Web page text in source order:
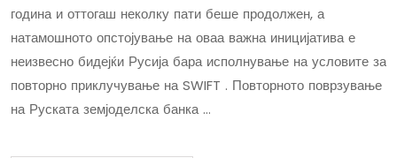
година и оттогаш неколку пати беше продолжен, а
натамошното опстојување на оваа важна иницијатива е
неизвесно бидејќи Русија бара исполнување на условите за
повторно приклучување на SWIFT . Повторното поврзување
на Руската земјоделска банка …